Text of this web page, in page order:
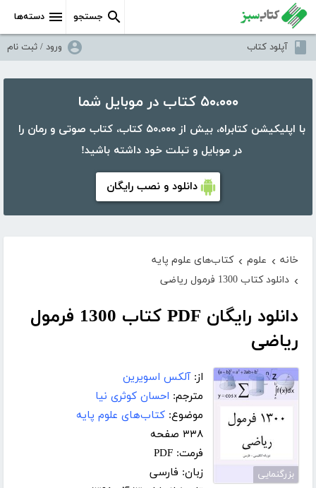
دسته‌ها جستجو
آپلود کتاب ورود / ثبت نام
۵۰،۰۰۰ کتاب در موبایل شما
با اپلیکیشن کتابراه، بیش از ۵۰،۰۰۰ کتاب، کتاب صوتی و رمان را
در موبایل و تبلت خود داشته باشید!
دانلود و نصب رایگان
خانه › علوم › کتاب‌های علوم پایه
› دانلود کتاب 1300 فرمول ریاضی
دانلود رایگان PDF کتاب 1300 فرمول
ریاضی
بزرگنمایی
از:آلکس اسویرین
مترجم: احسان کوثری نیا
موضوع: کتاب‌های علوم پایه
۳۳۸ صفحه
فرمت: PDF
زبان: فارسی